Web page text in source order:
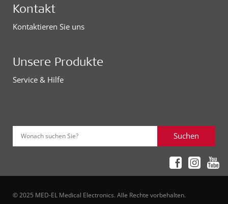
Kontakt
Kontaktieren Sie uns
Unsere Produkte
Service & Hilfe
Wonach suchen Sie? Suchen
© 2025 MED-EL Medical Electronics. Alle Rechte vorbehalten.